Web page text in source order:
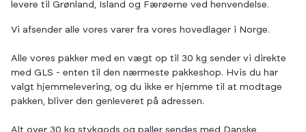
levere til Grønland, Island og Færøerne ved henvendelse.
Vi afsender alle vores varer fra vores hovedlager i Norge.
Alle vores pakker med en vægt op til 30 kg sender vi direkte
med GLS - enten til den nærmeste pakkeshop. Hvis du har
valgt hjemmelevering, og du ikke er hjemme til at modtage
pakken, bliver den genleveret på adressen.
Alt over 30 kg stykgods og paller sendes med Danske